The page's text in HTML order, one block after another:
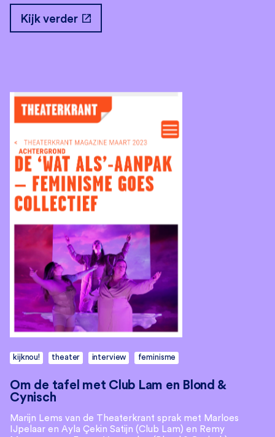
Kijk verder open_in_new
kijknou! theater interview feminisme
Om de tafel met Club Lam en Blond &
Cynisch
Marijn Lems van de Theaterkrant sprak met Marloes
IJpelaar en Ayla Çekin Satijn (Club Lam) en Remy